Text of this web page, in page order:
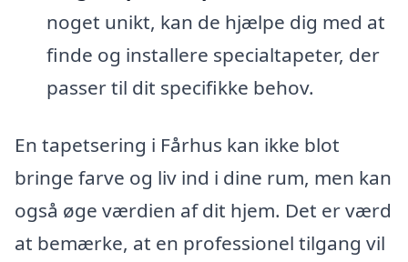
noget unikt, kan de hjælpe dig med at
finde og installere specialtapeter, der
passer til dit specifikke behov.
En tapetsering i Fårhus kan ikke blot
bringe farve og liv ind i dine rum, men kan
også øge værdien af dit hjem. Det er værd
at bemærke, at en professionel tilgang vil